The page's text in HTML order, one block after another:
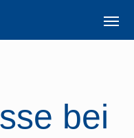
bei